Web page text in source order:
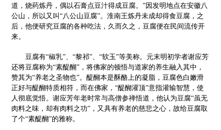
道，烧药炼丹，偶以石膏点豆汁得成豆腐。”因发明地点在安徽八
公山，所以又叫“八公山豆腐”。淮南王炼丹未成却得食豆腐，之
后，他便研究豆腐的各种吃法，久而久之，豆腐便在民间流传开
来。
豆腐有“椒乳”、“黎祁”、“软玉”等美称。元末明初学者谢应芳
还将豆腐称为“素醍醐”，将佛家的顿悟与道家的养生融入其中，
赞其为“养老之圣物也”。醍醐本是酥酪上的凝脂，豆腐色白嫩滑
正好与醍醐特质相符，而在佛家，“醍醐灌顶”意指灌输智慧，使
人彻底觉悟。谢应芳年老时常与高僧参禅悟道，他认为豆腐“虽无
肉料之味，却有肉料之功”，又具有养老的慈悲之心，故给豆腐取
了个“素醍醐”的雅称。